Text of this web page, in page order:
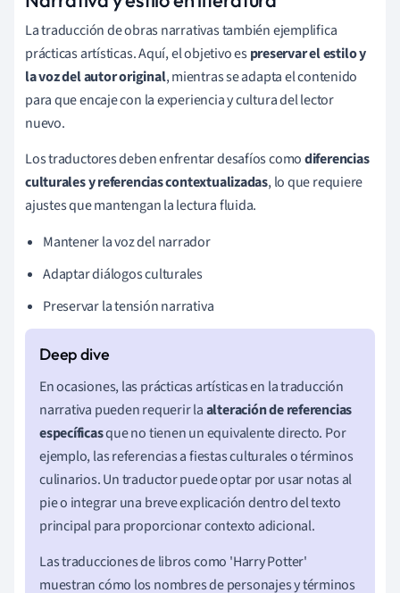
La traducción de obras narrativas también ejemplifica
prácticas artísticas. Aquí, el objetivo espreservar el estilo y
la voz del autor original, mientras se adapta el contenido
para que encaje con la experiencia y cultura del lector
nuevo.
Los traductores deben enfrentar desafíos comodiferencias
culturales y referencias contextualizadas, lo que requiere
ajustes que mantengan la lectura fluida.
Mantener la voz del narrador
Adaptar diálogos culturales
Preservar la tensión narrativa
En ocasiones, las prácticas artísticas en la traducción
narrativa pueden requerir laalteración de referencias
específicasque no tienen un equivalente directo. Por
ejemplo, las referencias a fiestas culturales o términos
culinarios. Un traductor puede optar por usar notas al
pie o integrar una breve explicación dentro del texto
principal para proporcionar contexto adicional.
Las traducciones de libros como 'Harry Potter'
muestran cómo los nombres de personajes y términos